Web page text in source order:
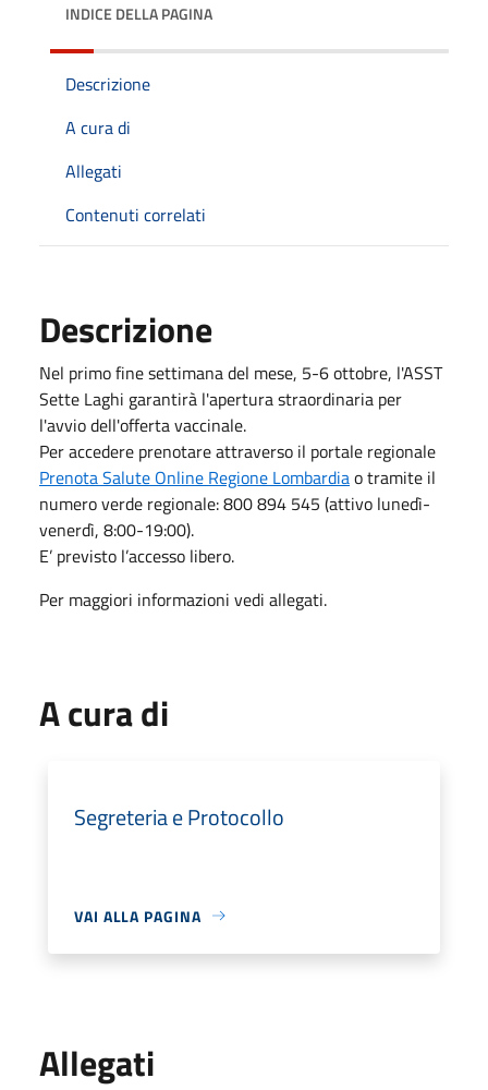
INDICE DELLA PAGINA
Descrizione
A cura di
Allegati
Contenuti correlati
Descrizione
Nel primo fine settimana del mese, 5-6 ottobre, l'ASST
Sette Laghi garantirà l'apertura straordinaria per
l'avvio dell'offerta vaccinale.
Per accedere prenotare attraverso il portale regionale
Prenota Salute Online Regione Lombardiao tramite il
numero verde regionale: 800 894 545 (attivo lunedì-
venerdì, 8:00-19:00).
E’ previsto l’accesso libero.
Per maggiori informazioni vedi allegati.
A cura di
Segreteria e Protocollo
VAI ALLA PAGINA
Allegati